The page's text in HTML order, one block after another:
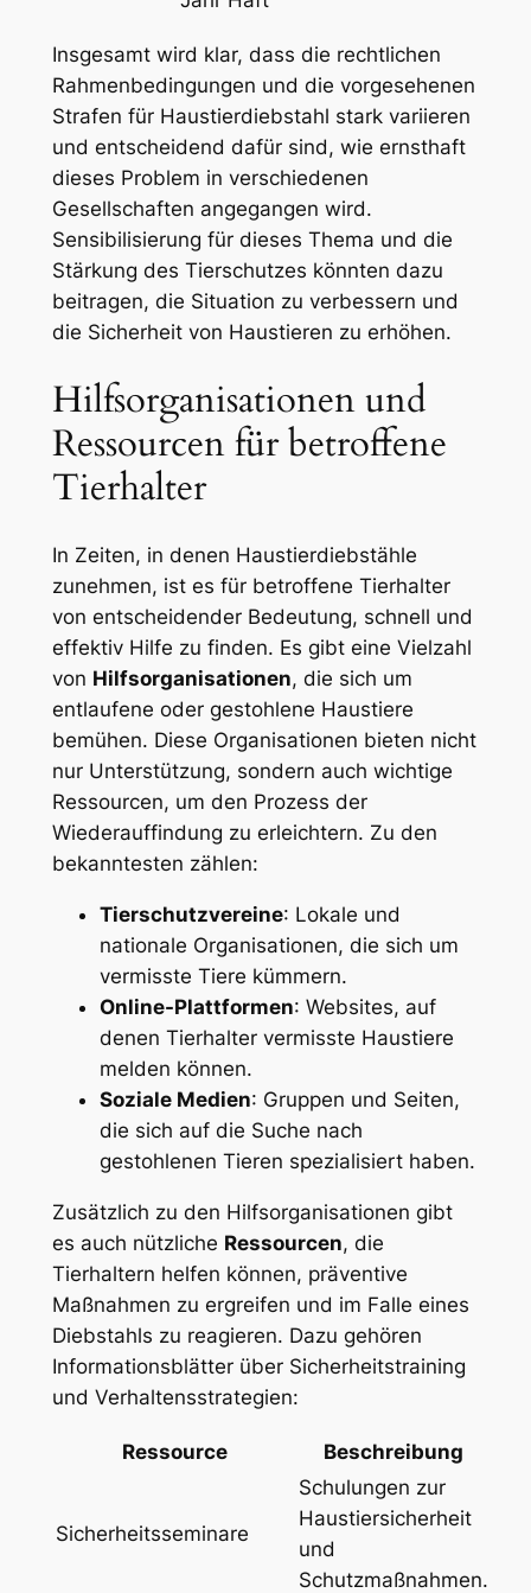
Insgesamt wird klar,⁤ dass die rechtlichen
Rahmenbedingungen und die vorgesehenen
Strafen für Haustierdiebstahl stark variieren
und entscheidend dafür sind, wie ernsthaft
dieses Problem in verschiedenen
⁢Gesellschaften angegangen wird.
Sensibilisierung für dieses Thema und die
Stärkung des Tierschutzes könnten dazu
beitragen, die Situation zu ‌verbessern und
die Sicherheit von ​Haustieren zu erhöhen.
Hilfsorganisationen und
Ressourcen‍ für betroffene
Tierhalter
In Zeiten, in denen Haustierdiebstähle
zunehmen, ist es für ​betroffene Tierhalter
von entscheidender ⁣Bedeutung, schnell‍ und
effektiv Hilfe zu finden.⁢ Es ‌gibt eine Vielzahl
von Hilfsorganisationen, die sich um
entlaufene oder gestohlene Haustiere
bemühen. Diese Organisationen bieten nicht
nur⁣ Unterstützung, sondern auch wichtige
Ressourcen, um den ⁣Prozess der
Wiederauffindung zu‌ erleichtern. Zu den⁢
bekanntesten zählen:
Tierschutzvereine: Lokale⁣ und
nationale Organisationen, ‌die sich um
vermisste ⁢Tiere kümmern.
Online-Plattformen: Websites, auf⁣
denen Tierhalter vermisste Haustiere
melden können.
Soziale Medien: Gruppen und Seiten,
die sich auf ⁤die Suche nach
gestohlenen Tieren spezialisiert haben.
Zusätzlich zu‌ den Hilfsorganisationen gibt
es auch nützliche Ressourcen, die
‍Tierhaltern helfen können, präventive
Maßnahmen zu ergreifen und im Falle eines
Diebstahls zu reagieren. Dazu gehören
Informationsblätter über Sicherheitstraining
und⁢ Verhaltensstrategien:
Ressource Beschreibung
Sicherheitsseminare
Schulungen zur
Haustiersicherheit⁣
und
Schutzmaßnahmen.